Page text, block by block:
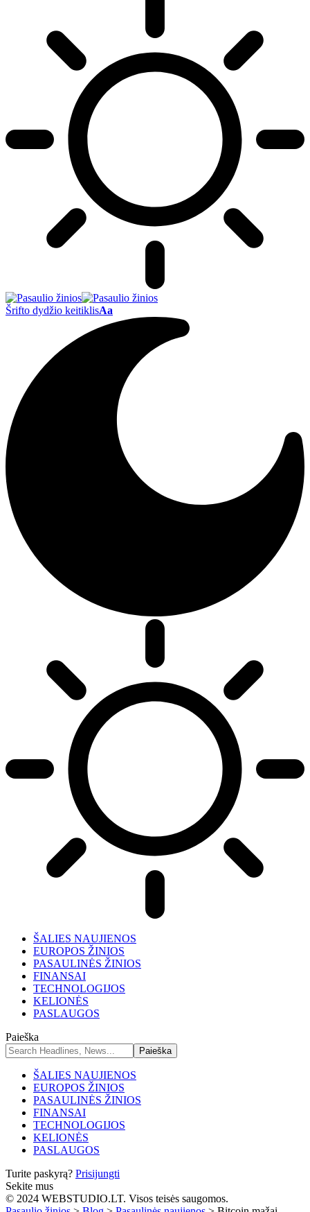
Šrifto dydžio keitiklisAa
ŠALIES NAUJIENOS
EUROPOS ŽINIOS
PASAULINĖS ŽINIOS
FINANSAI
TECHNOLOGIJOS
KELIONĖS
PASLAUGOS
Paieška
ŠALIES NAUJIENOS
EUROPOS ŽINIOS
PASAULINĖS ŽINIOS
FINANSAI
TECHNOLOGIJOS
KELIONĖS
PASLAUGOS
Turite paskyrą? Prisijungti
Sekite mus
© 2024 WEBSTUDIO.LT. Visos teisės saugomos.